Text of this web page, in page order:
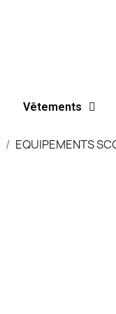
Vêtements
EQUIPEMENTS